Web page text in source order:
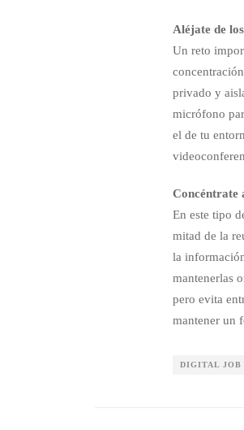
Aléjate de
Un reto
privado y
micrófono
el de tu
Concéntrate
En este tipo
mitad de la
la
mantenerlas
pero evita
mantener un
DIGITAL JOB